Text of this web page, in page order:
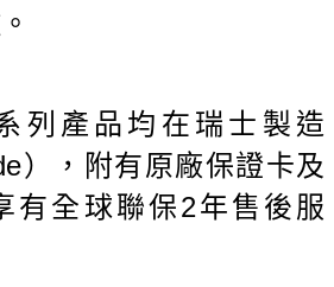
列產品均在瑞士製造
）， 附有原廠保證卡及
有全球聯保2年售後服